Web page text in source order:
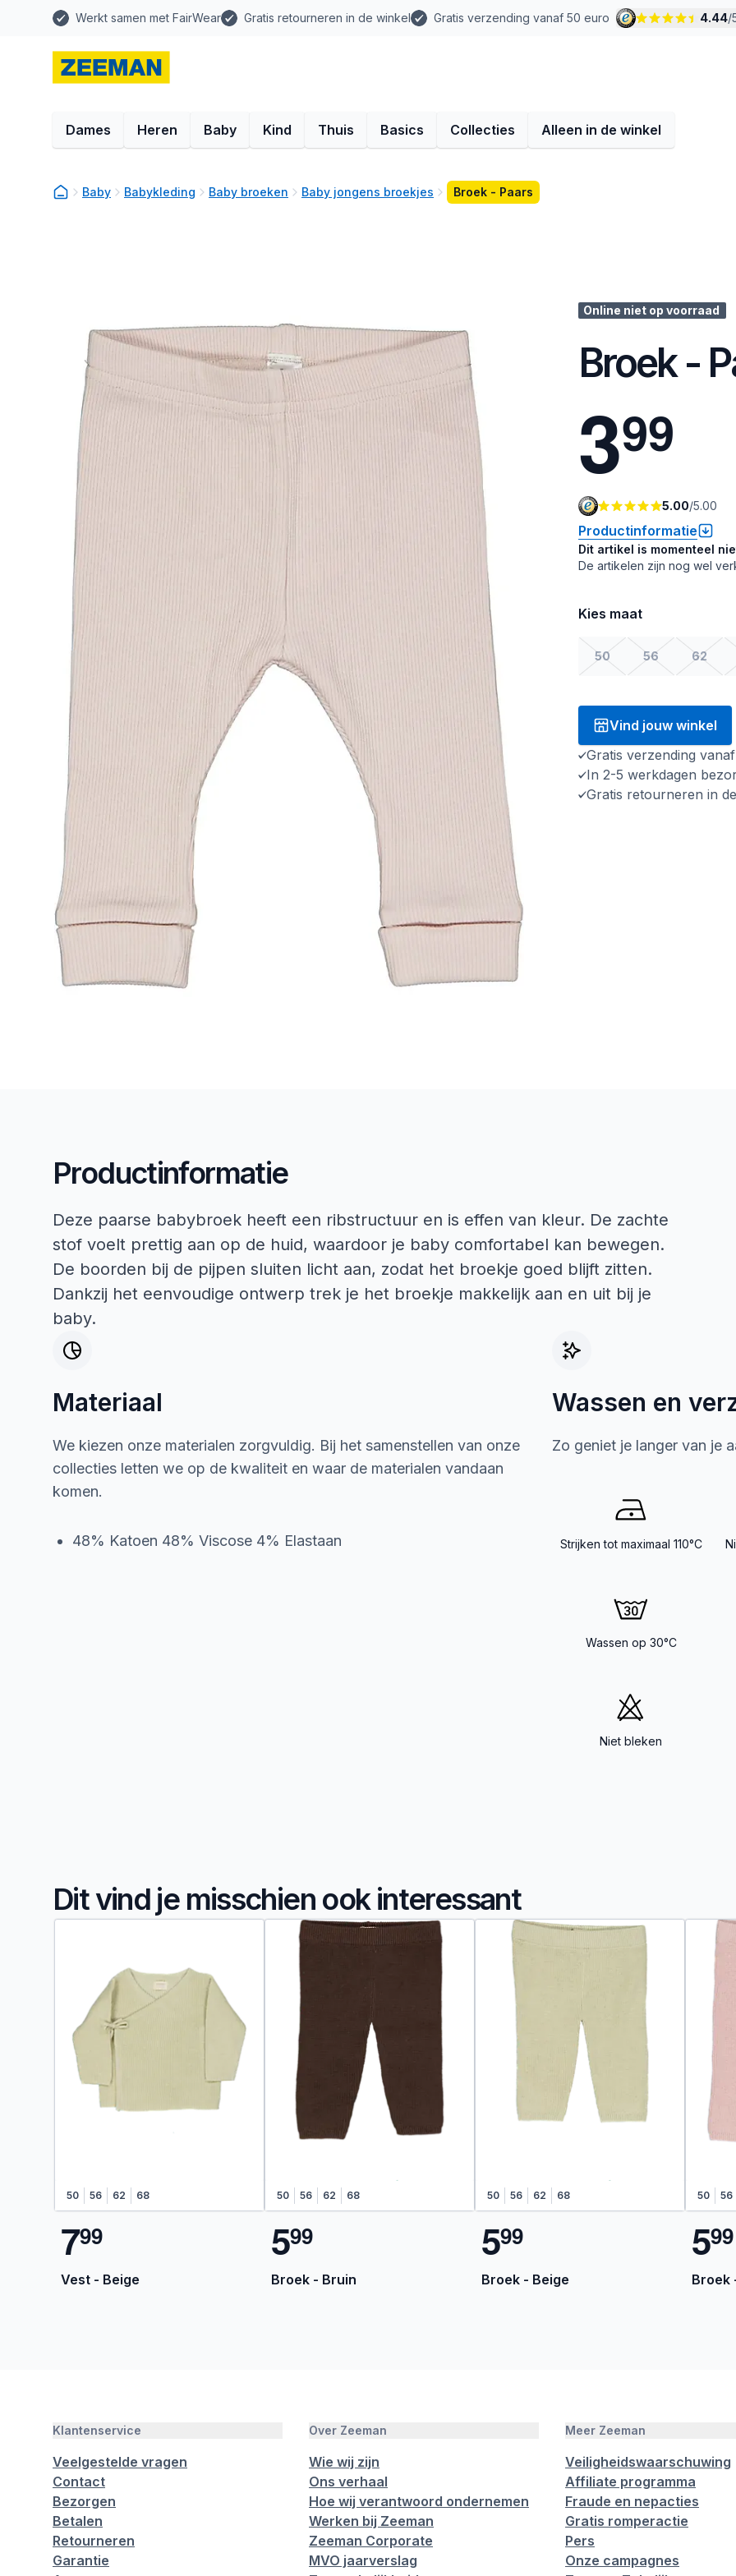
Werkt samen met FairWear Gratis retourneren in de winkel Gratis verzending vanaf 50 euro 4.44/
Dames Heren Baby Kind Thuis Basics Collecties Alleen in de winkel
Baby Babykleding Baby broeken Baby jongens broekjes Broek - Paars
Online niet op voorraad
Broek -
399
5.00/5.00
Productinformatie
Dit artikel is momenteel
De artikelen zijn nog wel
Kies maat
50 56 62
Vind jouw winkel
Gratis verzending
In 2-5 werkdagen
Gratis retourneren in
Productinformatie
Deze paarse babybroek heeft een ribstructuur en is effen van kleur. De zachte
stof voelt prettig aan op de huid, waardoor je baby comfortabel kan bewegen.
De boorden bij de pijpen sluiten licht aan, zodat het broekje goed blijft zitten.
Dankzij het eenvoudige ontwerp trek je het broekje makkelijk aan en uit bij je
baby.
Materiaal
We kiezen onze materialen zorgvuldig. Bij het samenstellen van onze
collecties letten we op de kwaliteit en waar de materialen vandaan
komen.
48% Katoen 48% Viscose 4% Elastaan
Wassen en
Zo geniet je langer van je
Strijken tot maximaal 110°C
Wassen op 30°C
Niet bleken
Dit vind je misschien ook interessant
50 56 62 68
799
Vest - Beige
50 56 62 68
599
Broek - Bruin
50 56 62 68
599
Broek - Beige
50 56
599
Broek
Klantenservice
Veelgestelde vragen
Contact
Bezorgen
Betalen
Retourneren
Garantie
Over Zeeman
Wie wij zijn
Ons verhaal
Hoe wij verantwoord ondernemen
Werken bij Zeeman
Zeeman Corporate
MVO jaarverslag
Meer Zeeman
Veiligheidswaarschuwing
Affiliate programma
Fraude en nepacties
Gratis romperactie
Pers
Onze campagnes